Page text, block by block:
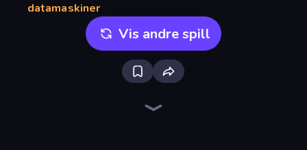
datamaskiner
Vis andre spill